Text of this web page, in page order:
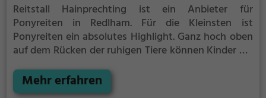
Reitstall Hainprechting ist ein Anbieter für
Ponyreiten in Redlham. Für die Kleinsten ist
Ponyreiten ein absolutes Highlight. Ganz hoch oben
auf dem Rücken der ruhigen Tiere können Kinder die
Umgebung von Redlham reiten.
Mehr erfahren